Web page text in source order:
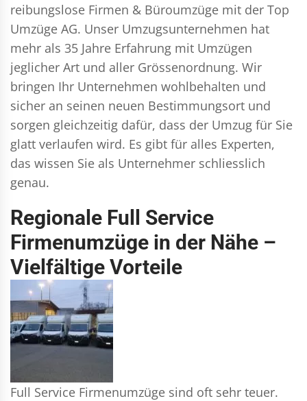
reibungslose Firmen & Büroumzüge mit der Top
Umzüge AG. Unser Umzugsunternehmen hat
mehr als 35 Jahre Erfahrung mit Umzügen
jeglicher Art und aller Grössenordnung. Wir
bringen Ihr Unternehmen wohlbehalten und
sicher an seinen neuen Bestimmungsort und
sorgen gleichzeitig dafür, dass der Umzug für Sie
glatt verlaufen wird. Es gibt für alles Experten,
das wissen Sie als Unternehmer schliesslich
genau.
Regionale Full Service
Firmenumzüge in der Nähe –
Vielfältige Vorteile
Full Service Firmenumzüge sind oft sehr teuer.